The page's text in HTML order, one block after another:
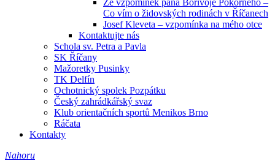
Ze vzpomínek pana Bořivoje Pokorného –
Co vím o židovských rodinách v Říčanech
Josef Kleveta – vzpomínka na mého otce
Kontaktujte nás
Schola sv. Petra a Pavla
SK Říčany
Mažoretky Pusinky
TK Delfín
Ochotnický spolek Pozpátku
Český zahrádkářský svaz
Klub orientačních sportů Menikos Brno
Ráčata
Kontakty
Nahoru